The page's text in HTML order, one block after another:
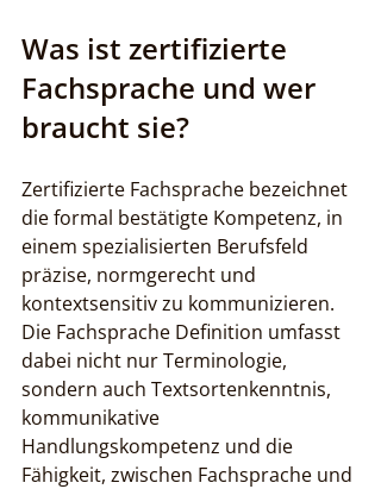
Was ist zertifizierte
Fachsprache und wer
braucht sie?
Zertifizierte Fachsprache bezeichnet
die formal bestätigte Kompetenz, in
einem spezialisierten Berufsfeld
präzise, normgerecht und
kontextsensitiv zu kommunizieren.
Die Fachsprache Definition umfasst
dabei nicht nur Terminologie,
sondern auch Textsortenkenntnis,
kommunikative
Handlungskompetenz und die
Fähigkeit, zwischen Fachsprache und